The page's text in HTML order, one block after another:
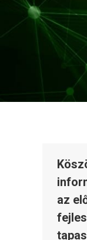
az